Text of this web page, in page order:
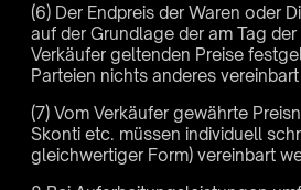
(6) Der Endpreis der Waren oder
auf der Grundlage der am Tag
Verkäufer geltenden Preise
Parteien nichts anderes
(7) Vom Verkäufer gewährte
Skonti etc. müssen individuell
gleichwertiger Form) vereinbart